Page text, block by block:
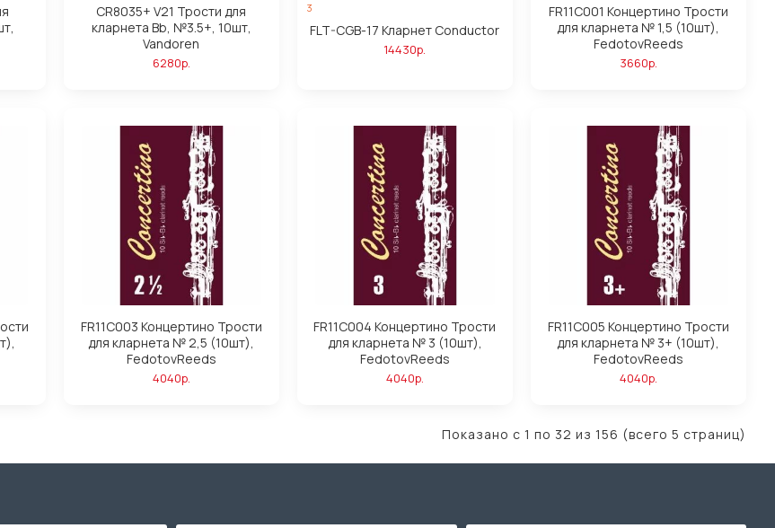
CR8035+ V21 Трости для
кларнета Bb, №3.5+, 10шт,
Vandoren
6280р.
3
FLT-CGB-17 Кларнет Conductor
14430р.
FR11C001 Концертино Трости
для кларнета № 1,5 (10шт),
FedotovReeds
3660р.
FR11C003 Концертино Трости
для кларнета № 2,5 (10шт),
FedotovReeds
4040р.
FR11C004 Концертино Трости
для кларнета № 3 (10шт),
FedotovReeds
4040р.
FR11C005 Концертино Трости
для кларнета № 3+ (10шт),
FedotovReeds
4040р.
Показано с 1 по 32 из 156 (всего 5 страниц)